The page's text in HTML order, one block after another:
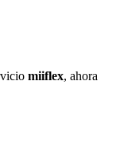
miiflex, ahora